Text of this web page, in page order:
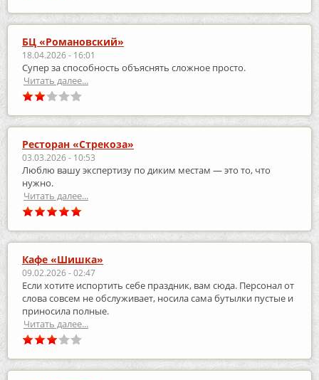
БЦ «Романовский»
18.04.2026 - 16:01
Супер за способность объяснять сложное просто.
Читать далее...
Ресторан «Стрекоза»
03.03.2026 - 10:53
Люблю вашу экспертизу по диким местам — это то, что
нужно.
Читать далее...
Кафе «Шишка»
09.02.2026 - 02:47
Если хотите испортить себе праздник, вам сюда. Персонал от
слова совсем не обслуживает, носила сама бутылки пустые и
приносила полные.
Читать далее...